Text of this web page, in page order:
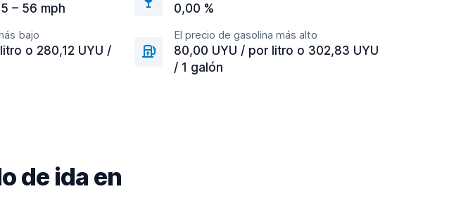
– 56 mph 0,00 %
bajo
o 280,12 UYU /
El precio de gasolina más alto
80,00 UYU / por litro o 302,83 UYU
/ 1 galón
de ida en